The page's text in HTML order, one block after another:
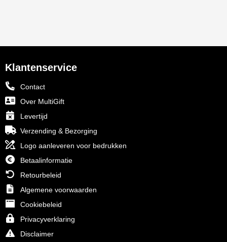
Klantenservice
Contact
Over MultiGift
Levertijd
Verzending & Bezorging
Logo aanleveren voor bedrukken
Betaalinformatie
Retourbeleid
Algemene voorwaarden
Cookiebeleid
Privacyverklaring
Disclaimer